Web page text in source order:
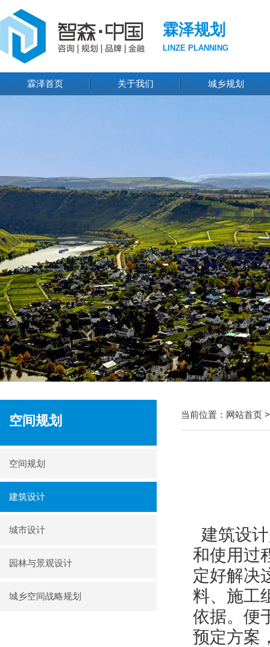
霖泽规划
LINZE PLANNING
霖泽首页 关于我们 城乡规划
空间规划
空间规划
建筑设计
城市设计
园林与景观设计
城乡空间战略规划
当前位置： 网站首页
建筑设计
和使用过
定好解决
料、施工
依据。便
预定方案